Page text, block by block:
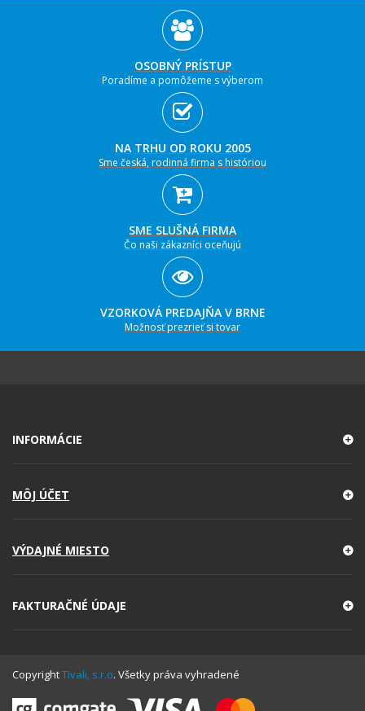
OSOBNÝ PRÍSTUP
Poradíme a pomôžeme s výberom
NA TRHU OD ROKU 2005
Sme česká, rodinná firma s históriou
SME SLUŠNÁ FIRMA
Čo naši zákazníci oceňujú
VZORKOVÁ PREDAJŇA V BRNE
Možnosť prezrieť si tovar
INFORMÁCIE
MÔJ ÚČET
VÝDAJNÉ MIESTO
FAKTURAČNÉ ÚDAJE
CopyrightTivali, s.r.o. Všetky práva vyhradené